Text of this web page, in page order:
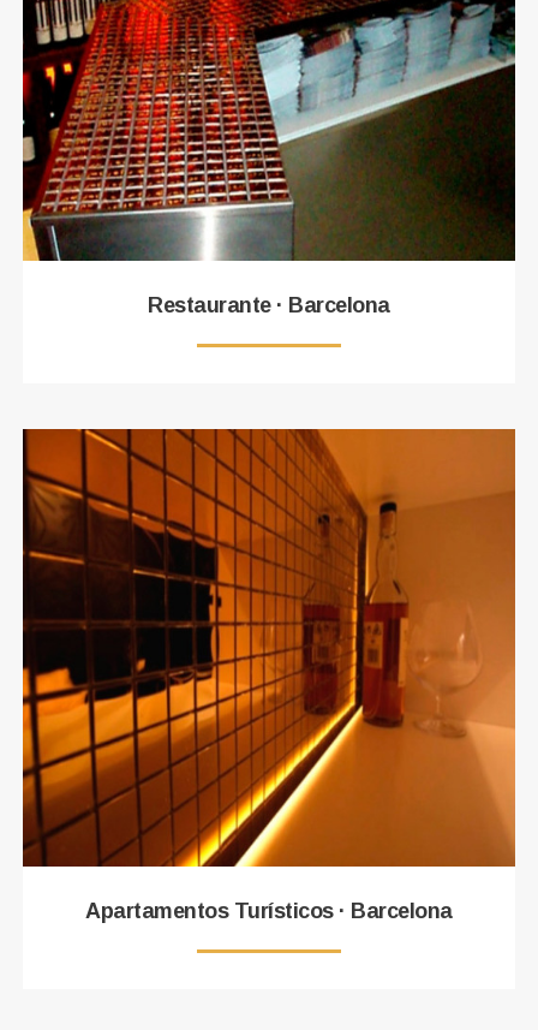
Restaurante · Barcelona
Apartamentos Turísticos · Barcelona